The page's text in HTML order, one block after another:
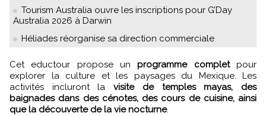
Tourism Australia ouvre les inscriptions pour G’Day
Australia 2026 à Darwin
Héliades réorganise sa direction commerciale
Cet eductour propose unprogramme completpour
explorer la culture et les paysages du Mexique. Les
activités incluront lavisite de temples mayas, des
baignades dans des cénotes, des cours de cuisine, ainsi
que la découverte de la vie nocturne.